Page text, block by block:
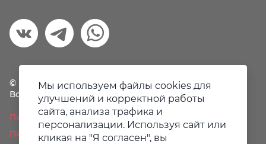
© Первая печать, 2018-2026
Все права защищены.
Политика конфиденциальности
Пользовательское соглашение
Мы используем файлы cookies для
улучшений и корректной работы
сайта, анализа трафика и
персонализации. Используя сайт или
кликая на "Я согласен", вы